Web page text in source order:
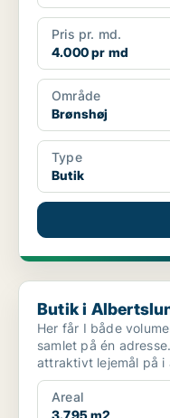
Pris pr. md.
4.000 pr md
Område
Brønshøj
Type
Butik
Butik i Albertslund
Butik i
Her får I både
samlet på én adresse. På Roholmsvej 4B udbydes et
attraktivt lejemål på i
Areal